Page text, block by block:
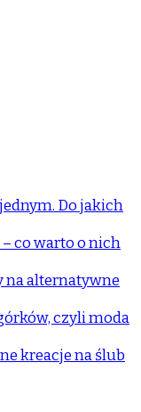
Do jakich
co warto o nich
na alternatywne
czyli moda
kreacje na ślub